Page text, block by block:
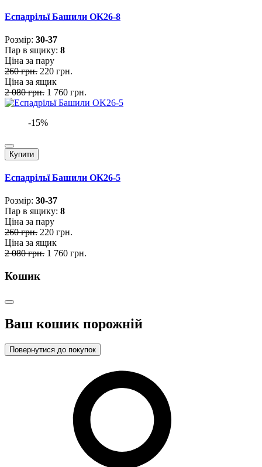
Еспадрільї Башили OK26-8
Розмiр: 30-37
Пар в ящику: 8
Ціна за пару
260 грн. 220 грн.
Ціна за ящик
2 080 грн. 1 760 грн.
-15%
Купити
Еспадрільї Башили OK26-5
Розмiр: 30-37
Пар в ящику: 8
Ціна за пару
260 грн. 220 грн.
Ціна за ящик
2 080 грн. 1 760 грн.
Кошик
Ваш кошик порожній
Повернутися до покупок